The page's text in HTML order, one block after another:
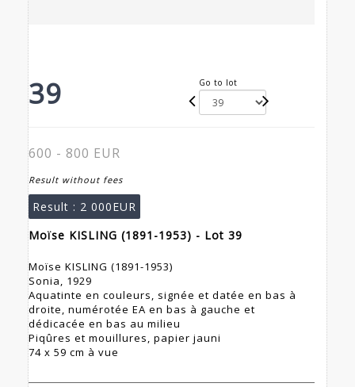
39 Go to lot
600 - 800 EUR
Result without fees
Result : 2 000EUR
Moïse KISLING (1891-1953) - Lot 39
Moïse KISLING (1891-1953)
Sonia, 1929
Aquatinte en couleurs, signée et datée en bas à
droite, numérotée EA en bas à gauche et
dédicacée en bas au milieu
Piqûres et mouillures, papier jauni
74 x 59 cm à vue